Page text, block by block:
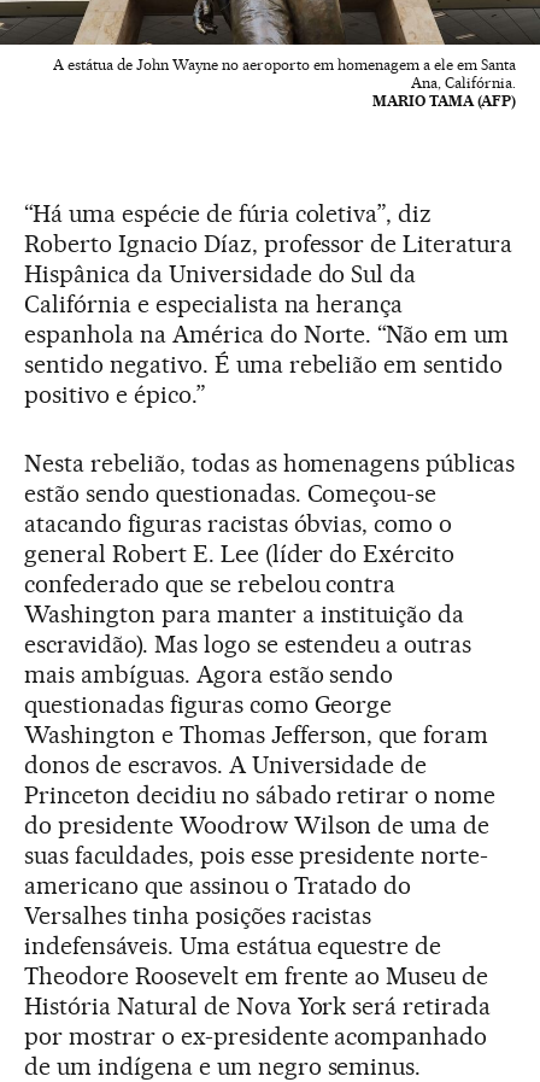
A estátua de John Wayne no aeroporto em homenagem a ele em Santa
Ana, Califórnia.
MARIO TAMA (AFP)
“Há uma espécie de fúria coletiva”, diz
Roberto Ignacio Díaz, professor de Literatura
Hispânica da Universidade do Sul da
Califórnia e especialista na herança
espanhola na América do Norte. “Não em um
sentido negativo. É uma rebelião em sentido
positivo e épico.”
Nesta rebelião, todas as homenagens públicas
estão sendo questionadas. Começou-se
atacando figuras racistas óbvias, como o
general Robert E. Lee (líder do Exército
confederado que se rebelou contra
Washington para manter a instituição da
escravidão). Mas logo se estendeu a outras
mais ambíguas. Agora estão sendo
questionadas figuras como George
Washington e Thomas Jefferson, que foram
donos de escravos. A Universidade de
Princeton decidiu no sábado retirar o nome
do presidente Woodrow Wilson de uma de
suas faculdades, pois esse presidente norte-
americano que assinou o Tratado do
Versalhes tinha posições racistas
indefensáveis. Uma estátua equestre de
Theodore Roosevelt em frente ao Museu de
História Natural de Nova York será retirada
por mostrar o ex-presidente acompanhado
de um indígena e um negro seminus.